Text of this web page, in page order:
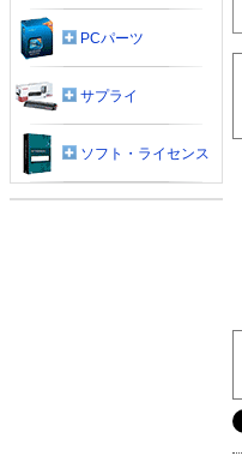
PCパーツ
サプライ
ソフト・ライセンス